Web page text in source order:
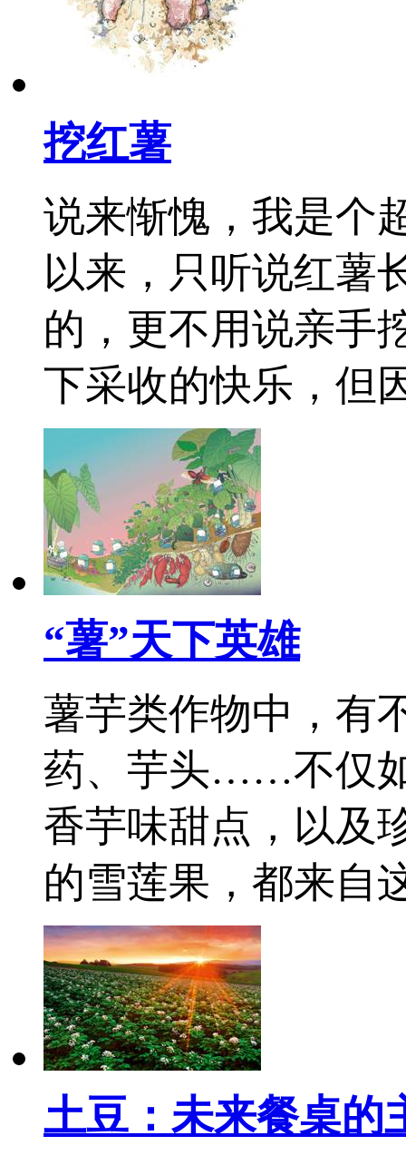
挖红薯
说来惭愧，我是个
以来，只听说红薯
的，更不用说亲手
下采收的快乐，
“薯”天下英雄
薯芋类作物中，有
药、芋头……不仅
香芋味甜点，以及
的雪莲果，都来自
土豆：未来餐桌的